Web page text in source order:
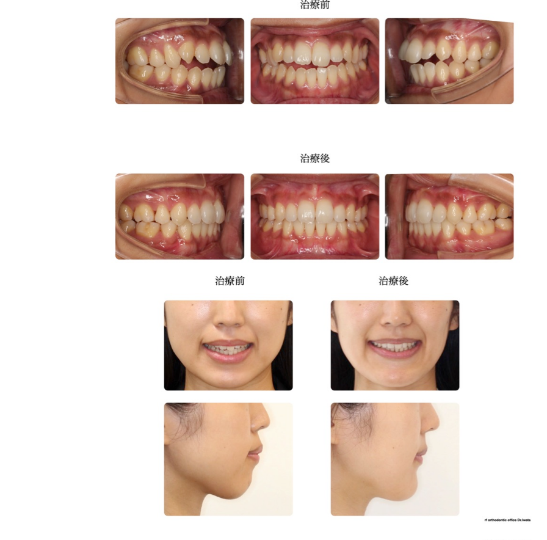
CLINIC CONTENTS
料金表
TREATMENT CONTENTS
矯正歯科について